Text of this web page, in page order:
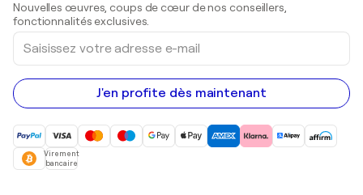
Peintures acryliques
Nouvelles œuvres, coups de cœur de nos conseillers,
fonctionnalités exclusives.
Saisissez
votre
adresse
e-
mail
J'en profite dès maintenant
Virement
bancaire